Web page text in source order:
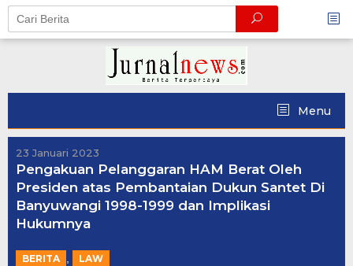
Skip
content
Menu
23 Januari 2023
Pengakuan Pelanggaran HAM Berat Oleh
Presiden atas Pembantaian Dukun Santet Di
Banyuwangi 1998-1999 dan Implikasi
Hukumnya
BERITA , LAW